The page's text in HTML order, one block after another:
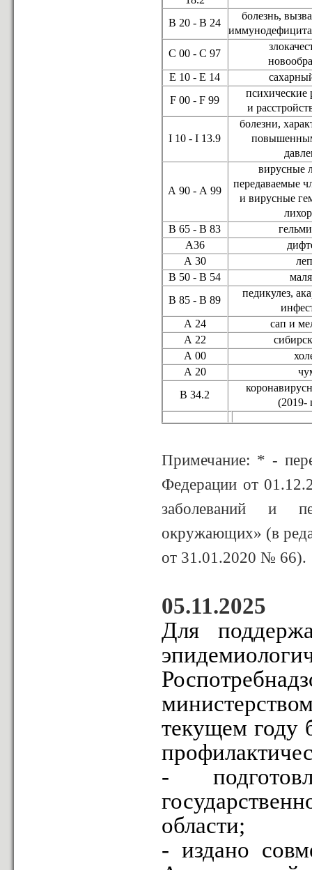
В 20 - В 24
болезнь,
С 00 - С 97
Е 10 - Е 14
F 00 - F 99
психические
и
I 10 - I 13.9
болезни,
А 90 - А 99
вирусные
передаваемые
и вирусные
В 65 - В 83
А36
А 30
В 50 - В 54
В 85 - В 89
педикулез,
А 24
сап и
А 22
А 00
А 20
В 34.2
(2019-
Примечание: * -
Федерации от
заболеваний и
окружающих» (в
от 31.01.2020 № 66).
05.11.2025
Для
текущем году
-
области;
- издано